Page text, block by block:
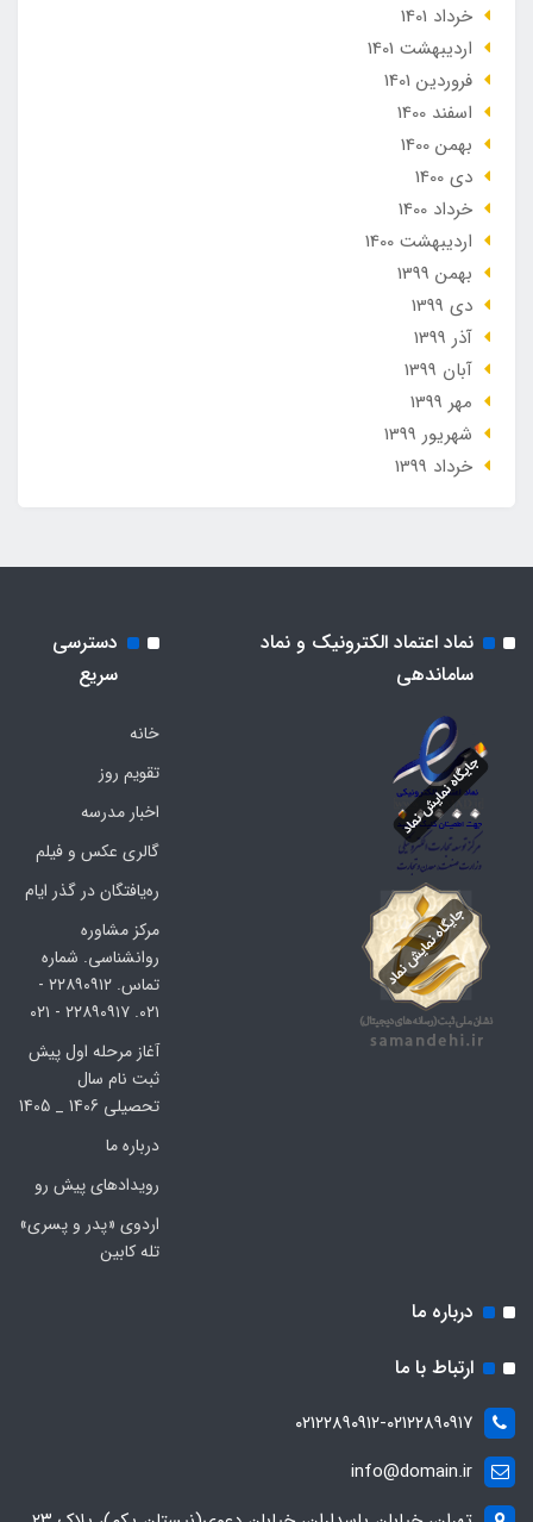
خرداد 1401
ارديبهشت 1401
فروردین 1401
اسفند 1400
بهمن 1400
دی 1400
خرداد 1400
ارديبهشت 1400
بهمن 1399
دی 1399
آذر 1399
آبان 1399
مهر 1399
شهریور 1399
خرداد 1399
نماد اعتماد الکترونیک و نماد
ساماندهی
دسترسی
سریع
خانه
تقویم روز
اخبار مدرسه
گالری عکس و فیلم
ره‌یافتگان در گذر ایام
مرکز مشاوره
روانشناسی. شماره
تماس. ۲۲۸۹۰۹۱۲ -
۰۲۱. ۲۲۸۹۰۹۱۷ - ۰۲۱
آغاز مرحله اول پیش
ثبت نام سال
تحصیلی 1406 _ 1405
درباره ما
رویدادهای پیش رو
اردوی «پدر و پسری»
تله کابین
درباره ما
ارتباط با ما
۰۲۱۲۲۸۹۰۹۱۲-۰۲۱۲۲۸۹۰۹۱۷
info@domain.ir